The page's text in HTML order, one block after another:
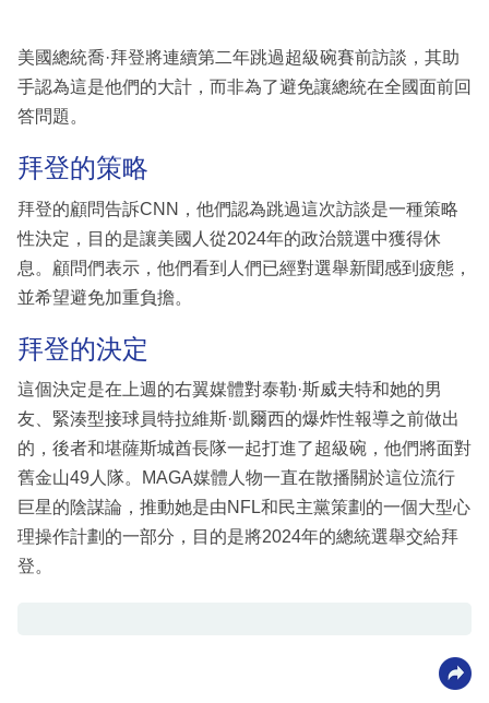
區
美國總統喬·拜登將連續第二年跳過超級碗賽前訪談，其助
手認為這是他們的大計，而非為了避免讓總統在全國面前回
答問題。
拜登的策略
拜登的顧問告訴CNN，他們認為跳過這次訪談是一種策略
性決定，目的是讓美國人從2024年的政治競選中獲得休
息。顧問們表示，他們看到人們已經對選舉新聞感到疲態，
並希望避免加重負擔。
拜登的決定
這個決定是在上週的右翼媒體對泰勒·斯威夫特和她的男
友、緊湊型接球員特拉維斯·凱爾西的爆炸性報導之前做出
的，後者和堪薩斯城酋長隊一起打進了超級碗，他們將面對
舊金山49人隊。MAGA媒體人物一直在散播關於這位流行
巨星的陰謀論，推動她是由NFL和民主黨策劃的一個大型心
理操作計劃的一部分，目的是將2024年的總統選舉交給拜
登。